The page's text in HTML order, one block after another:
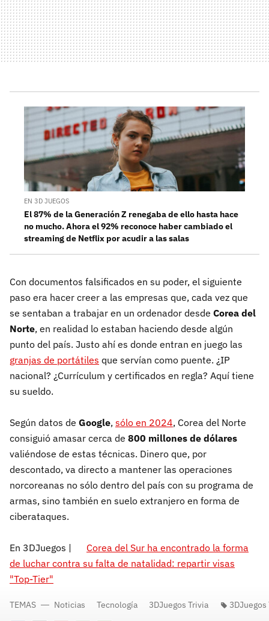
EN 3D JUEGOS
El 87% de la Generación Z renegaba de ello hasta hace
no mucho. Ahora el 92% reconoce haber cambiado el
streaming de Netflix por acudir a las salas
Con documentos falsificados en su poder, el siguiente
paso era hacer creer a las empresas que, cada vez que
se sentaban a trabajar en un ordenador desde Corea del
Norte, en realidad lo estaban haciendo desde algún
punto del país. Justo ahí es donde entran en juego las
granjas de portátiles que servían como puente. ¿IP
nacional? ¿Currículum y certificados en regla? Aquí tiene
su sueldo.
Según datos de Google, sólo en 2024, Corea del Norte
consiguió amasar cerca de 800 millones de dólares
valiéndose de estas técnicas. Dinero que, por
descontado, va directo a mantener las operaciones
norcoreanas no sólo dentro del país con su programa de
armas, sino también en suelo extranjero en forma de
ciberataques.
En 3DJuegos |
Corea del Sur ha encontrado la forma
de luchar contra su falta de natalidad: repartir visas
"Top-Tier"
TEMAS Noticias Tecnología 3DJuegos Trivia 3DJuegos